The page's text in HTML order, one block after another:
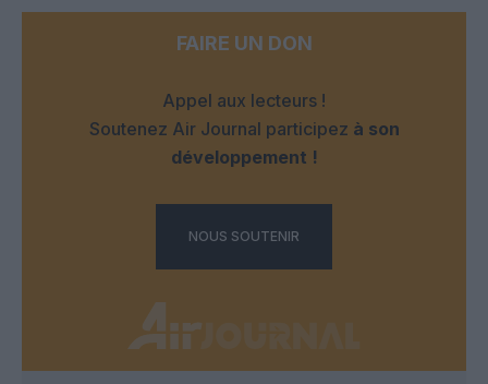
FAIRE UN DON
Appel aux lecteurs !
Soutenez Air Journal participez à son
développement !
NOUS SOUTENIR